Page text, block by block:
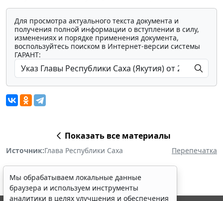
Для просмотра актуального текста документа и
получения полной информации о вступлении в силу,
изменениях и порядке применения документа,
воспользуйтесь поиском в Интернет-версии системы
ГАРАНТ:
Показать все материалы
Источник:Глава Республики Саха Перепечатка
Мы обрабатываем локальные данные
браузера и используем инструменты
аналитики в целях улучшения и обеспечения